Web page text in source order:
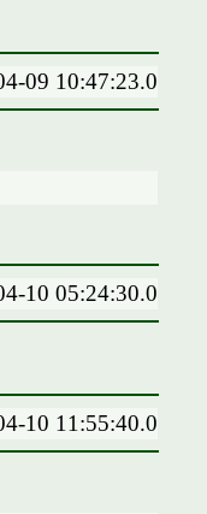
09 10:47:23.0
10 05:24:30.0
10 11:55:40.0